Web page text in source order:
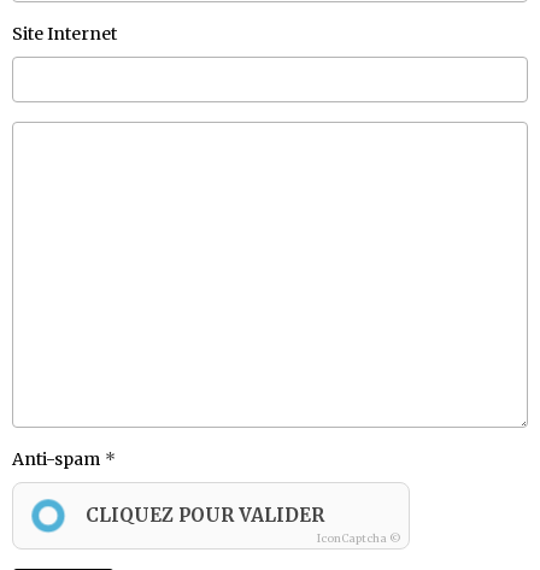
Site Internet
Anti-spam
CLIQUEZ POUR VALIDER
IconCaptcha ©